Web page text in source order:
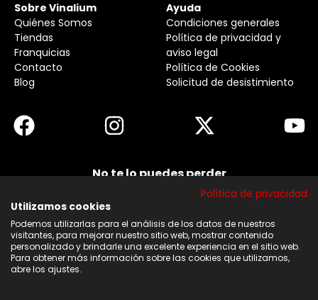
Sobre Vinalium
Quiénes Somos
Tiendas
Franquicias
Contacto
Blog
Ayuda
Condiciones generales
Política de privacidad y
aviso legal
Política de Cookies
Solicitud de desistimiento
No te lo puedes perder
ninguna de nuestras noticias, ofertas y
Acepto los términos y condiciones
Política de privacidad
Utilizamos cookies
Podemos utilizarlas para el análisis de los datos de nuestros
visitantes, para mejorar nuestro sitio web, mostrar contenido
personalizado y brindarle una excelente experiencia en el sitio web.
Para obtener más información sobre las cookies que utilizamos,
abre los ajustes.